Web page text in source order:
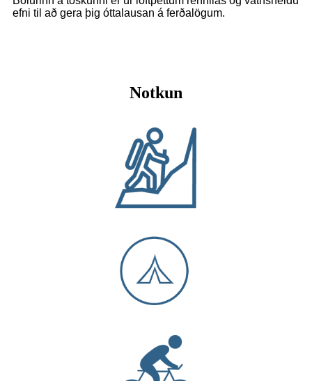
efni til að gera þig óttalausan á ferðalögum.
Notkun